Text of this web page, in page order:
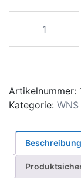
SPC-
Artikelnummer:
Kategorie: WNS
Beschreibung